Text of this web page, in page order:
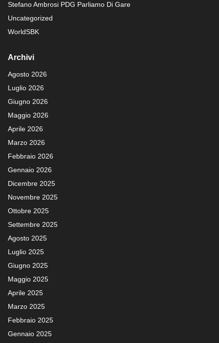
Stefano Ambrosi PDG Parliamo Di Gare
Uncategorized
WorldSBK
Archivi
Agosto 2026
Luglio 2026
Giugno 2026
Maggio 2026
Aprile 2026
Marzo 2026
Febbraio 2026
Gennaio 2026
Dicembre 2025
Novembre 2025
Ottobre 2025
Settembre 2025
Agosto 2025
Luglio 2025
Giugno 2025
Maggio 2025
Aprile 2025
Marzo 2025
Febbraio 2025
Gennaio 2025